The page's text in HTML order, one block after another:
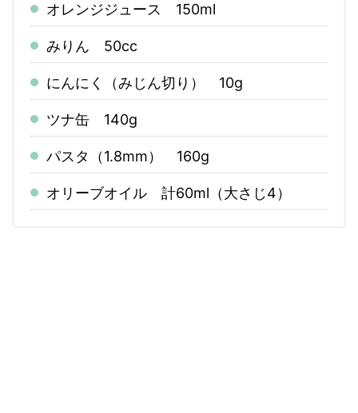
オレンジジュース 150ml
みりん 50cc
にんにく（みじん切り） 10g
ツナ缶 140g
パスタ（1.8mm） 160g
オリーブオイル 計60ml（大さじ4）